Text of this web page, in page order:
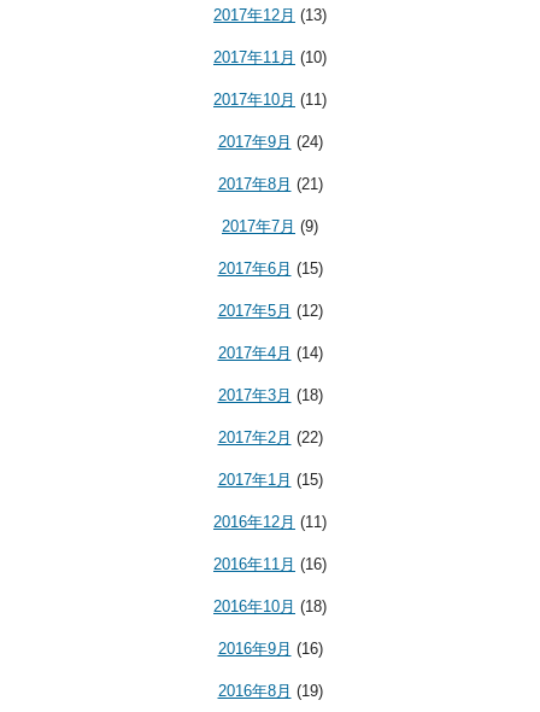
2017年12月 (13)
2017年11月 (10)
2017年10月 (11)
2017年9月 (24)
2017年8月 (21)
2017年7月 (9)
2017年6月 (15)
2017年5月 (12)
2017年4月 (14)
2017年3月 (18)
2017年2月 (22)
2017年1月 (15)
2016年12月 (11)
2016年11月 (16)
2016年10月 (18)
2016年9月 (16)
2016年8月 (19)